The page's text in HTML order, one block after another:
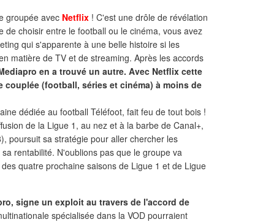
groupée avec Netflix ! C'est une drôle de révélation
de choisir entre le football ou le cinéma, vous avez
qui s'apparente à une belle histoire si les
matière de TV et de streaming. Après les accords
en a trouvé un autre. Avec Netflix cette
couplée (football, séries et cinéma) à moins de
dédiée au football Téléfoot, fait feu de tout bois !
de la Ligue 1, au nez et à la barbe de Canal+,
poursuit sa stratégie pour aller chercher les
rentabilité. N'oublions pas que le groupe va
quatre prochaine saisons de Ligue 1 et de Ligue
signe un exploit au travers de l'accord de
spécialisée dans la VOD pourraient